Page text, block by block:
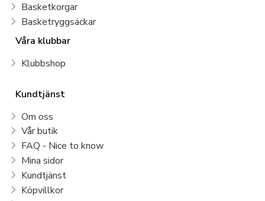
Basketkorgar
Basketryggsäckar
Våra klubbar
Klubbshop
Kundtjänst
Om oss
Vår butik
FAQ - Nice to know
Mina sidor
Kundtjänst
Köpvillkor